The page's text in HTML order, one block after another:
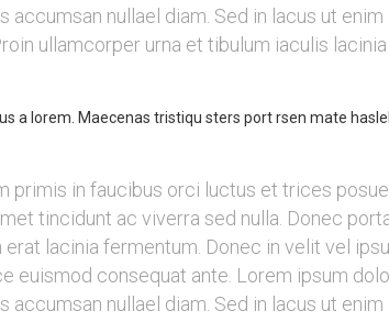
accumsan nullael diam. Sed in lacus ut
ullamcorper urna et tibulum iaculis lacinia
a lorem. Maecenas tristiqu sters port rsen mate
primis in faucibus orci luctus et trices
tincidunt ac viverra sed nulla. Donec
lacinia fermentum. Donec in velit vel
euismod consequat ante. Lorem ipsum
accumsan nullael diam. Sed in lacus ut enim